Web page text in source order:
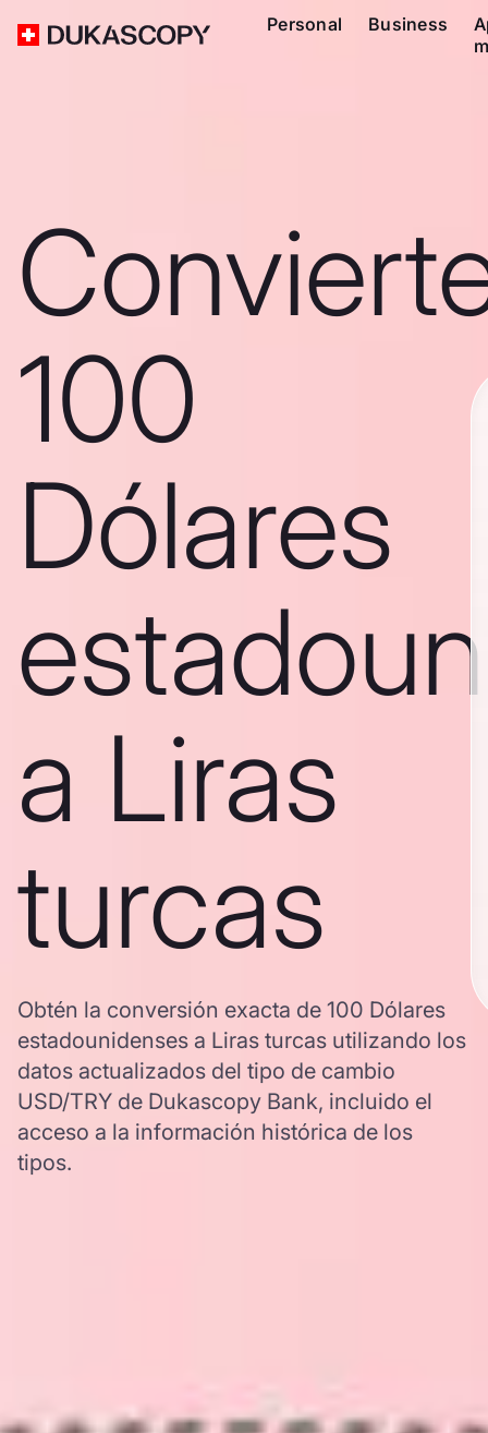
Personal Business
100
Dólares
a Liras
turcas
Obtén la conversión exacta de 100 Dólares
estadounidenses a Liras turcas utilizando los
datos actualizados del tipo de cambio
USD/TRY de Dukascopy Bank, incluido el
acceso a la información histórica de los
tipos.